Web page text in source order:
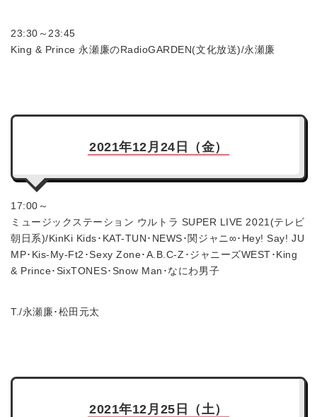
23:30～23:45
King & Prince 永瀬廉のRadioGARDEN(文化放送)/永瀬廉
2021年12月24日（金）
17:00～
ミュージックステーション ウルトラ SUPER LIVE 2021(テレビ
朝日系)/KinKi Kids･KAT-TUN･NEWS･関ジャニ∞･Hey! Say! JU
MP･Kis-My-Ft2･Sexy Zone･A.B.C-Z･ジャニーズWEST･King
& Prince･SixTONES･Snow Man･なにわ男子
T./永瀬廉･松田元太
2021年12月25日（土）